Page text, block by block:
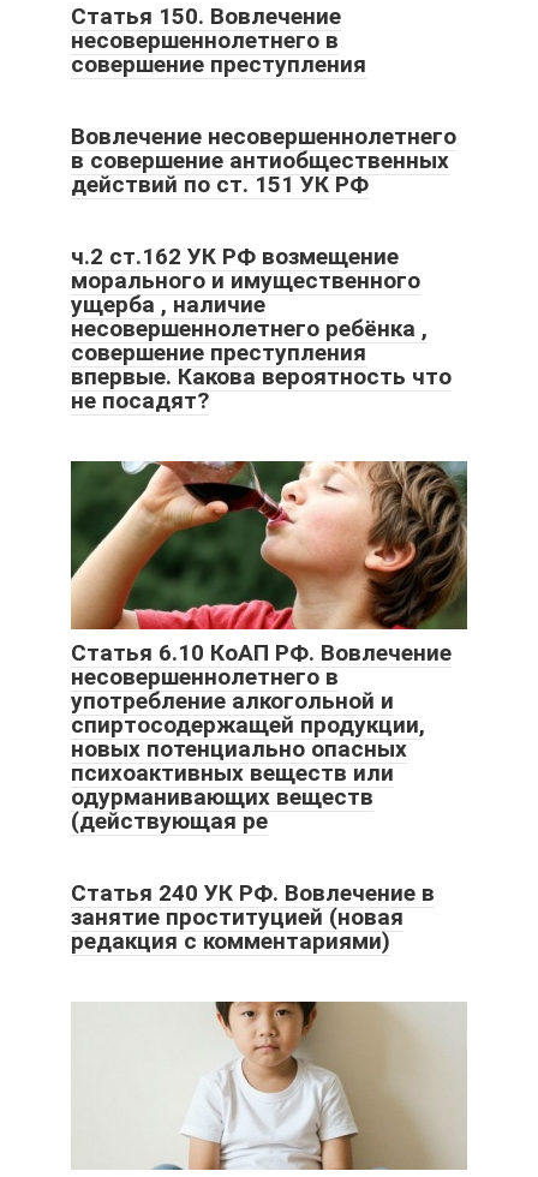
Статья 150. Вовлечение
несовершеннолетнего в
совершение преступления
Вовлечение несовершеннолетнего
в совершение антиобщественных
действий по ст. 151 УК РФ
ч.2 ст.162 УК РФ возмещение
морального и имущественного
ущерба , наличие
несовершеннолетнего ребёнка ,
совершение преступления
впервые. Какова вероятность что
не посадят?
Статья 6.10 КоАП РФ. Вовлечение
несовершеннолетнего в
употребление алкогольной и
спиртосодержащей продукции,
новых потенциально опасных
психоактивных веществ или
одурманивающих веществ
(действующая ре
Статья 240 УК РФ. Вовлечение в
занятие проституцией (новая
редакция с комментариями)